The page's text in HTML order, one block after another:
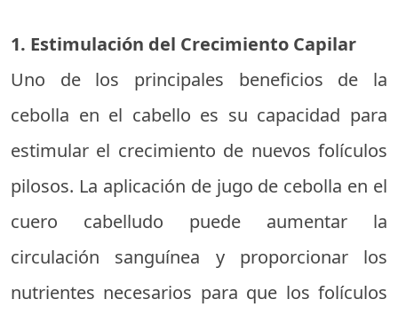
1. Estimulación del Crecimiento Capilar
Uno de los principales beneficios de la
cebolla en el cabello es su capacidad para
estimular el crecimiento de nuevos folículos
pilosos. La aplicación de jugo de cebolla en el
cuero cabelludo puede aumentar la
circulación sanguínea y proporcionar los
nutrientes necesarios para que los folículos